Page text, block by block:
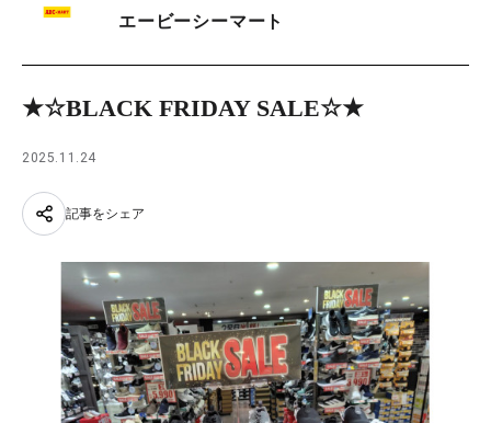
PARCOメンバーズエービーシーマート
★☆BLACK FRIDAY SALE☆★
2025.11.24
記事をシェア